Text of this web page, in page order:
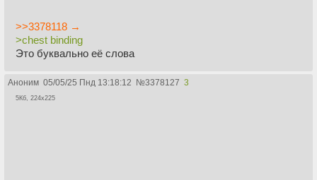
>>3378118 →
>chest binding
Это буквально еë слова
Аноним 05/05/25 Пнд 13:18:12 №3378127 3
5Кб, 224x225